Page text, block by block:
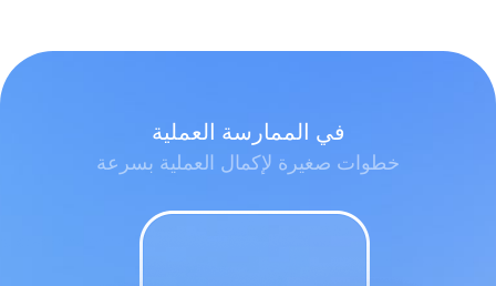
في الممارسة العملية
خطوات صغيرة لإكمال العملية بسرعة